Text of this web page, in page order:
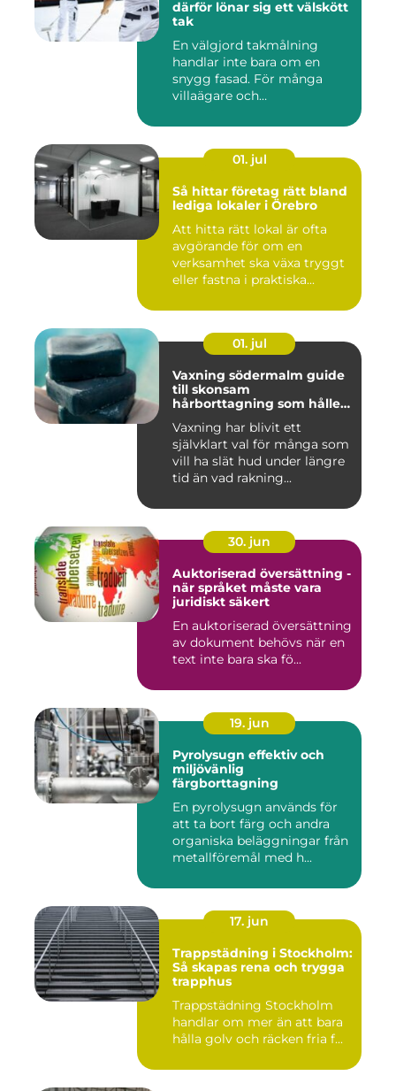
därför lönar sig ett välskött
tak
En välgjord takmålning
handlar inte bara om en
snygg fasad. För många
villaägare och
01. jul
Så hittar företag rätt bland
lediga lokaler i Örebro
Att hitta rätt lokal är ofta
avgörande för om en
verksamhet ska växa tryggt
eller fastna i praktiska...
01. jul
Vaxning södermalm guide
till skonsam
hårborttagning som håller
Vaxning har blivit ett
självklart val för många som
vill ha slät hud under längre
tid än vad rakning...
30. jun
Auktoriserad översättning -
när språket måste vara
juridiskt säkert
En auktoriserad översättning
av dokument behövs när en
text inte bara ska fö...
19. jun
Pyrolysugn effektiv och
miljövänlig
färgborttagning
En pyrolysugn används för
att ta bort färg och andra
organiska beläggningar från
metallföremål med h...
17. jun
Trappstädning i Stockholm:
Så skapas rena och trygga
trapphus
Trappstädning Stockholm
handlar om mer än att bara
hålla golv och räcken fria f...